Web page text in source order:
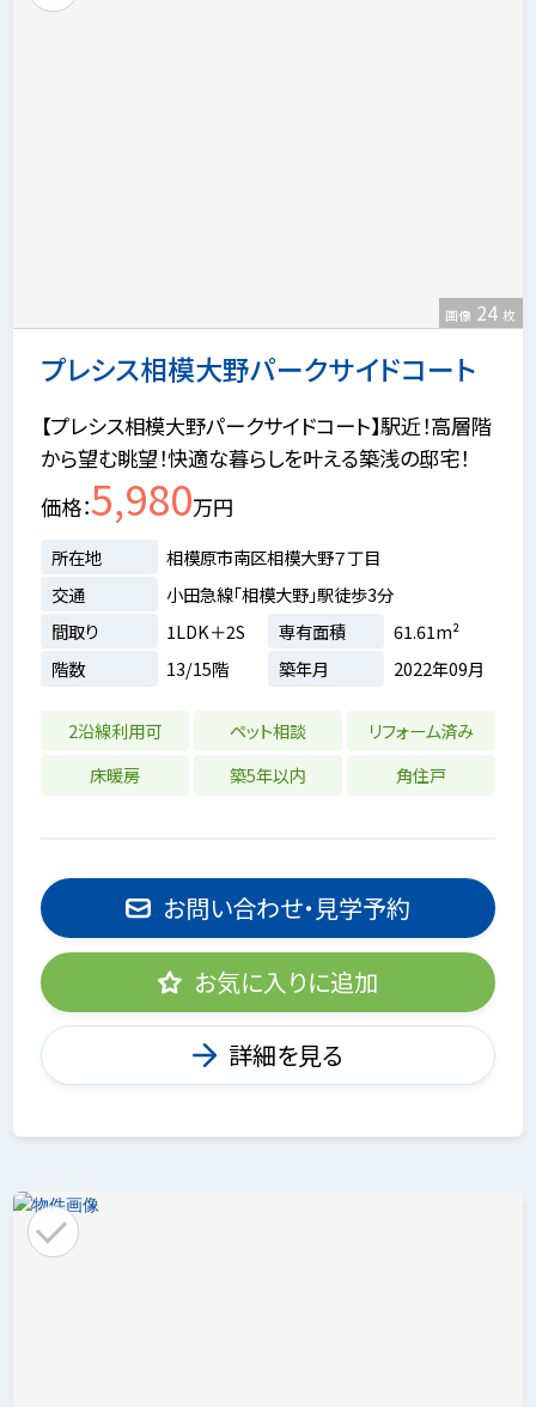
プレシス相模大野パークサイドコート
画像 24 枚
【プレシス相模大野パークサイドコート】駅近！高層階
から望む眺望！快適な暮らしを叶える築浅の邸宅！
価格 5,980万円
所在地
相模原市南区相模大野７丁目
交通
小田急線「相模大野」駅徒歩3分
間取り
1LDK＋2S 専有面積
61.61m²
階数
13/15階 築年月 2022年09月
2沿線利用可 ペット相談
リフォーム済み
床暖房
築5年以内 角住戸
お問い合わせ・見学予約
お気に入りに追加
詳細を見る